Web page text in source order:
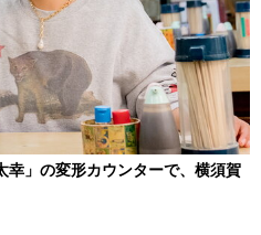
幸」の変形カウンターで、横須賀